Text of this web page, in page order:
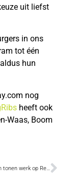
uit liefst
in ons
tot één
hun
nog
heeft ook
Waas, Boom
Hobbyfotografen tonen werk op Regionaal Fotosalon